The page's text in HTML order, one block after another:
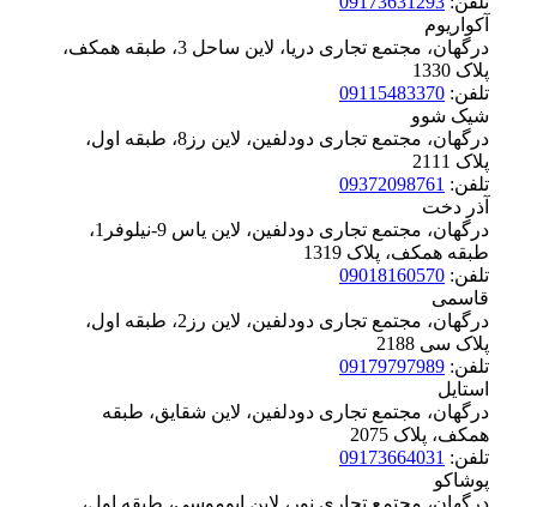
آکواریوم
درگهان، مجتمع تجاری دریا، لاین ساحل 3، طبقه همکف،
پلاک ‪1330
تلفن: 09115483370
شیک شوو
درگهان، مجتمع تجاری دودلفین، لاین رز8، طبقه اول،
پلاک ‪2111
تلفن: 09372098761
آذر دخت
درگهان، مجتمع تجاری دودلفین، لاین یاس 9-نیلوفر1،
طبقه همکف، پلاک ‪1319
تلفن: 09018160570
قاسمی
درگهان، مجتمع تجاری دودلفین، لاین رز2، طبقه اول،
پلاک ‪2188 سی
تلفن: 09179797989
استایل
درگهان، مجتمع تجاری دودلفین، لاین شقایق، طبقه
همکف، پلاک ‪2075
تلفن: 09173664031
پوشاکو
درگهان، مجتمع تجاری نور، لاین ابوموسی، طبقه اول،